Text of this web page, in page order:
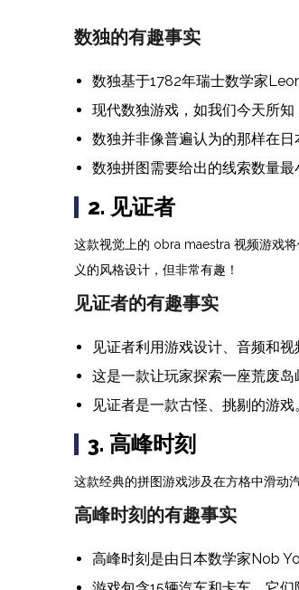
数独的有趣事实
数独基于1782年瑞士数学家
现代数独游戏，如我们今天所
数独并非像普遍认为的那样在日
数独拼图需要给出的线索数量最
2. 见证者
这款视觉上的 obra maestra 视频游戏
义的风格设计，但非常有趣！
见证者的有趣事实
见证者利用游戏设计、音频和
这是一款让玩家探索一座荒废
见证者是一款古怪、挑剔的游
3. 高峰时刻
这款经典的拼图游戏涉及在方格中滑动
高峰时刻的有趣事实
高峰时刻是由日本数学家Nob